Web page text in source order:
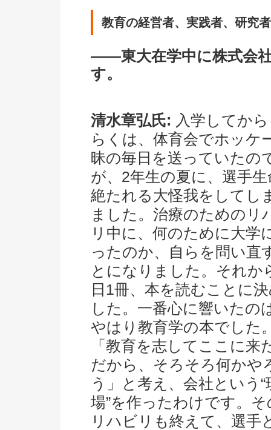
教育の経営者、実践者、研究
――東大在学中に株式会
す。
清水章弘氏: 入学してか
らくは、体育会でホッケ
昧の毎日を送っていたの
が、2年生の夏に、選手
絶たれる大怪我をしてし
ました。治療のためのリ
リ中に、何のために大学
ったのか、自らを問い直
とになりました。それか
日1冊、本を読むことに
した。一番心に響いたの
やはり教育学の本でした
「教育を志してここに来
だから、そろそろ何かや
う」と考え、会社という“
場”を作ったわけです。そ
リハビリも終えて、選手